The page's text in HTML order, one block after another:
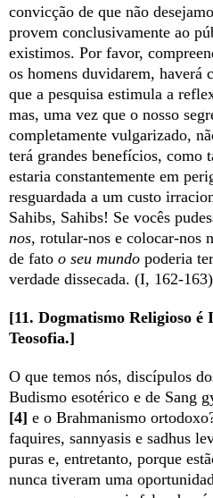
convicção de que não
provem conclusivamente ao
existimos. Por favor,
os homens duvidarem, haverá
que a pesquisa estimula a
mas, uma vez que o nosso
completamente vulgarizado,
terá grandes benefícios, como
estaria constantemente em
resguardada a um custo
Sahibs, Sahibs! Se vocês
nos, rotular-nos e colocar-nos
de fato o seu mundo poderia
verdade dissecada. (I, 162-163)
[11. Dogmatismo Religioso
Teosofia.]
O que temos nós, discípulos
Budismo esotérico e de Sang
[4] e o Brahmanismo
faquires, sannyasis e sadhus
puras e, entretanto, porque
nunca tiveram uma